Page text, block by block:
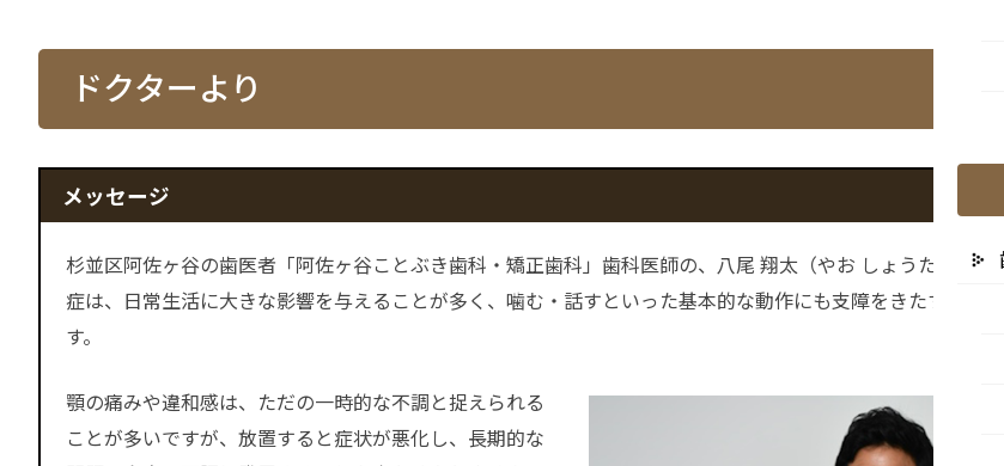
ドクターより
メッセージ
杉並区阿佐ヶ谷の歯医者「阿佐ヶ谷ことぶき歯科・矯正歯科」歯科医師の、八尾 翔太（やお しょうた）です
症は、日常生活に大きな影響を与えることが多く、噛む・話すといった基本的な動作にも支障をきたす場合
す。
顎の痛みや違和感は、ただの一時的な不調と捉えられる
ことが多いですが、放置すると症状が悪化し、長期的な